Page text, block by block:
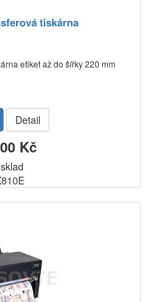
tiskárna
etiket až do šířky 220 mm
Detail
Kč